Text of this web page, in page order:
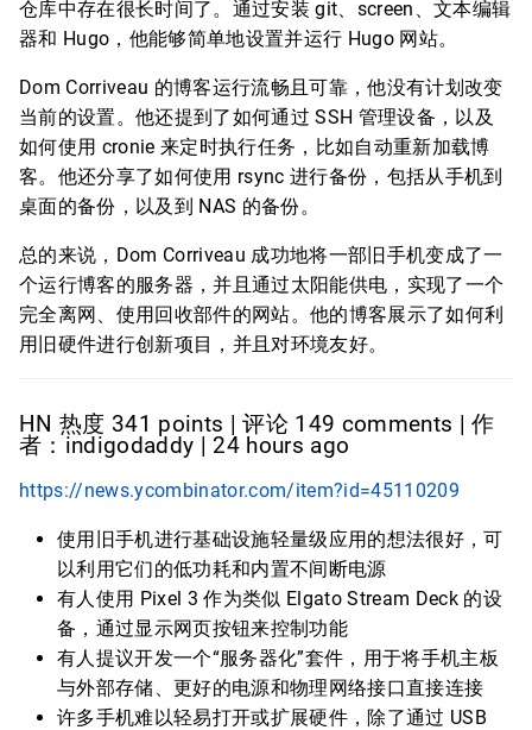
仓库中存在很长时间了。通过安装 git、screen、文本编辑
器和 Hugo，他能够简单地设置并运行 Hugo 网站。
Dom Corriveau 的博客运行流畅且可靠，他没有计划改变
当前的设置。他还提到了如何通过 SSH 管理设备，以及
如何使用 cronie 来定时执行任务，比如自动重新加载博
客。他还分享了如何使用 rsync 进行备份，包括从手机到
桌面的备份，以及到 NAS 的备份。
总的来说，Dom Corriveau 成功地将一部旧手机变成了一
个运行博客的服务器，并且通过太阳能供电，实现了一个
完全离网、使用回收部件的网站。他的博客展示了如何利
用旧硬件进行创新项目，并且对环境友好。
HN 热度 341 points | 评论 149 comments | 作
者：indigodaddy | 24 hours ago
https://news.ycombinator.com/item?id=45110209
使用旧手机进行基础设施轻量级应用的想法很好，可
以利用它们的低功耗和内置不间断电源
有人使用 Pixel 3 作为类似 Elgato Stream Deck 的设
备，通过显示网页按钮来控制功能
有人提议开发一个“服务器化”套件，用于将手机主板
与外部存储、更好的电源和物理网络接口直接连接
许多手机难以轻易打开或扩展硬件，除了通过 USB